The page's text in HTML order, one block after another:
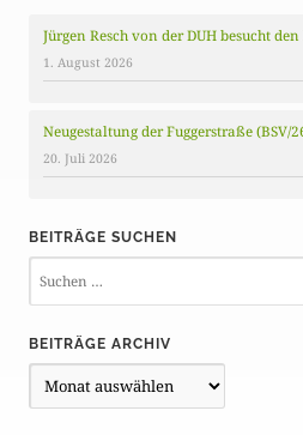
Jürgen Resch von der DUH besucht
1. August 2026
Neugestaltung der Fuggerstraße (BSV/
20. Juli 2026
BEITRÄGE SUCHEN
BEITRÄGE ARCHIV
e